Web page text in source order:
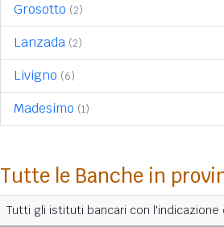
Grosotto (2)
Lanzada (2)
Livigno (6)
Madesimo (1)
Tutte le Banche in
Tutti gli istituti bancari con l'indicazione